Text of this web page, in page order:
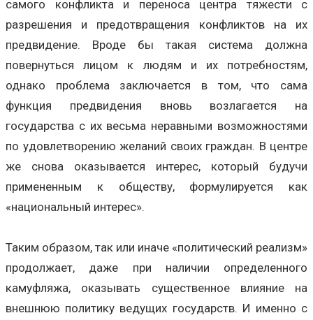
самого конфликта и переноса центра тяжести с
разрешения и предотвращения конфликтов на их
предвидение. Вроде бы такая система должна
повернуться лицом к людям и их потребностям,
однако проблема заключается в том, что сама
функция предвидения вновь возлагается на
государства с их весьма неравными возможностями
по удовлетворению желаний своих граждан. В центре
же снова оказывается интерес, который будучи
примененным к обществу, формулируется как
«национальный интерес».
Таким образом, так или иначе «политический реализм»
продолжает, даже при наличии определенного
камуфляжа, оказывать существенное влияние на
внешнюю политику ведущих государств. И именно с